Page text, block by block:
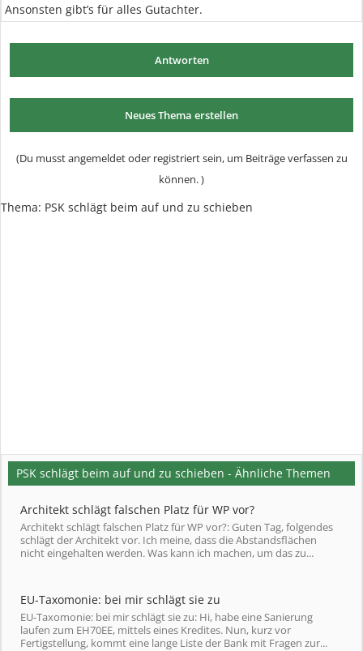
Ansonsten gibt’s für alles Gutachter.
Antworten
Neues Thema erstellen
(Du musst angemeldet oder registriert sein, um Beiträge verfassen zu
können. )
Thema: PSK schlägt beim auf und zu schieben
PSK schlägt beim auf und zu schieben - Ähnliche Themen
Architekt schlägt falschen Platz für WP vor?
Architekt schlägt falschen Platz für WP vor?: Guten Tag, folgendes
schlägt der Architekt vor. Ich meine, dass die Abstandsflächen
nicht eingehalten werden. Was kann ich machen, um das zu...
EU-Taxomonie: bei mir schlägt sie zu
EU-Taxomonie: bei mir schlägt sie zu: Hi, habe eine Sanierung
laufen zum EH70EE, mittels eines Kredites. Nun, kurz vor
Fertigstellung, kommt eine lange Liste der Bank mit Fragen zur...